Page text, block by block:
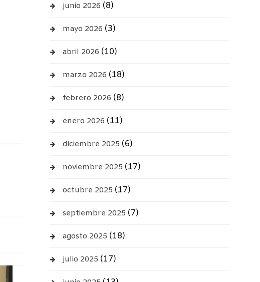
junio 2026 (8)
mayo 2026 (3)
abril 2026 (10)
marzo 2026 (18)
febrero 2026 (8)
enero 2026 (11)
diciembre 2025 (6)
noviembre 2025 (17)
octubre 2025 (17)
septiembre 2025 (7)
agosto 2025 (18)
julio 2025 (17)